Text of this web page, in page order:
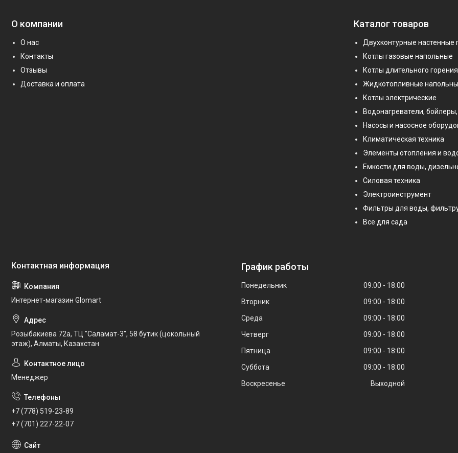
О компании
О нас
Контакты
Отзывы
Доставка и оплата
Каталог товаров
Двухконтурные настенные
Котлы газовые напольные
Котлы длительного горения
Жидкотопливные
Котлы электрические
Водонагреватели,
Насосы и насосное
Климатическая техника
Элементы отопления и
Емкости для воды,
Силовая техника
Электроинструмент
Фильтры для воды,
Все для сада
Интернет-магазин Glomart
Розыбакиева 72а, ТЦ "Саламат-3", 58 бутик (цокольный
этаж), Алматы, Казахстан
Менеджер
+7 (778) 519-23-89
+7 (701) 227-22-07
График работы
Понедельник 09:00
18:00
Вторник
09:00
18:00
Среда
09:00
18:00
Четверг
09:00
18:00
Пятница
09:00
18:00
Суббота
09:00
18:00
Воскресенье
Выходной